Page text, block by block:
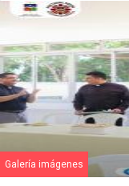
Galería imágenes